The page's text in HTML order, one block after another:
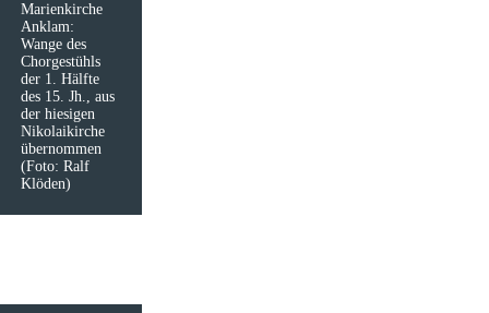
Marienkirche
Anklam:
Wange des
Chorgestühls
der 1. Hälfte
des 15. Jh., aus
der ­hiesi­gen
Nikolaikirche
übernommen
(Foto: Ralf
Klöden)